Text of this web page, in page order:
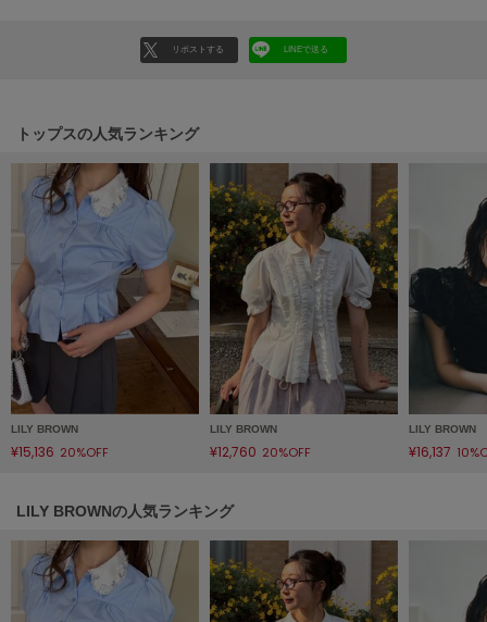
ミースロエ
miies miim
ミーエスミーム
Mila Owen
ミラオーウェン
MOIGE
モワージュ
MUCHA
ミュシャ
NEW Balance
nezu
NIKE
ナイキ
リポストする LINEで送る
トップスの人気ランキング
LILY BROWN
¥15,136 20%OFF
LILY BROWN
¥12,760 20%OFF
LILY BROWN
¥16,137
LILY BROWNの人気ランキング